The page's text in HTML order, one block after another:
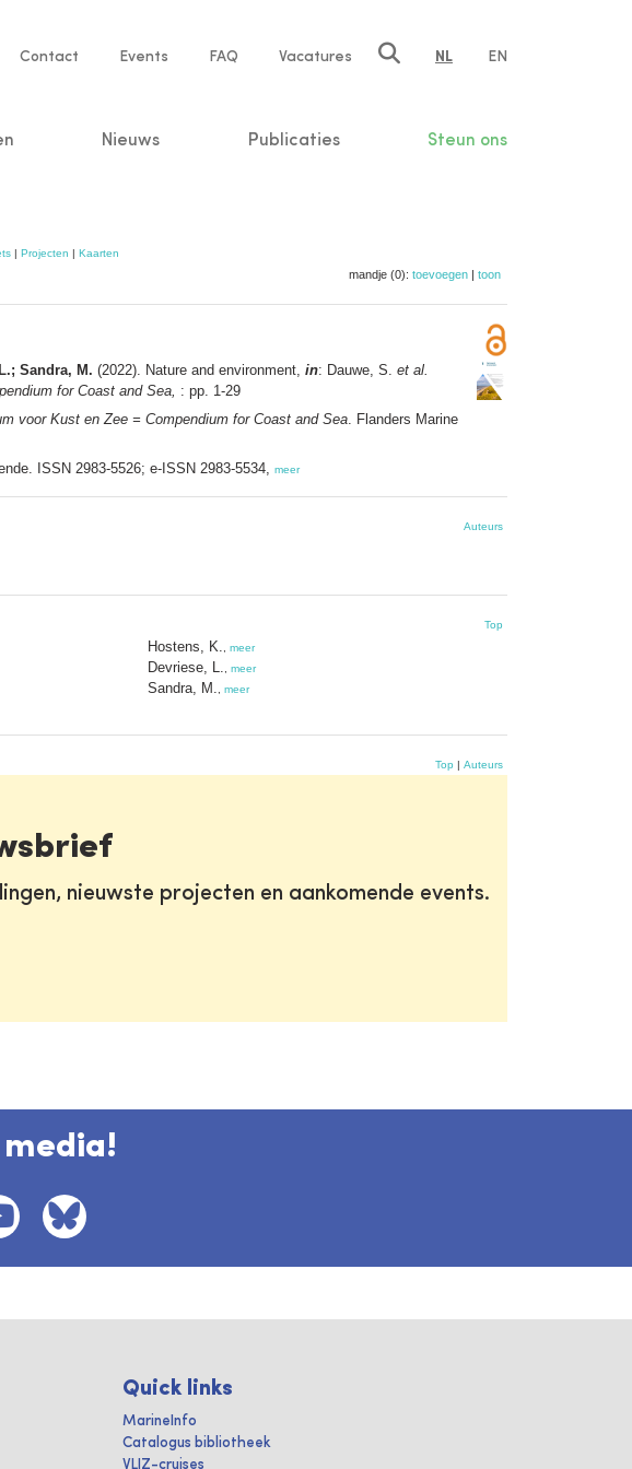
Service
Contact Events FAQ Vacatures NL EN
Nieuws Publicaties Steun ons
| Projecten | Kaarten
mandje (0): toevoegen | toon
Sandra, M. (2022). Nature and environment, in: Dauwe, S. et al.
for Coast and Sea, : pp. 1-29
voor Kust en Zee = Compendium for Coast and Sea . Flanders Marine
ISSN 2983-5526; e-ISSN 2983-5534, meer
Auteurs
Top
Hostens, K. meer
Devriese, L. meer
Sandra, M. meer
Top | Auteurs
nieuwste projecten en aankomende events.
media!
Quick links
MarineInfo
Catalogus bibliotheek
VLIZ-cruises